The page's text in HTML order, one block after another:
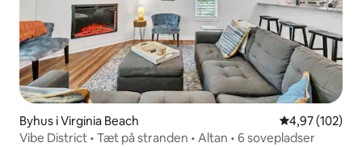
Byhus i Virginia Beach 4,97 ud af 5 i
4,97 (102)
Vibe District • Tæt på stranden • Altan • 6 sovepladser